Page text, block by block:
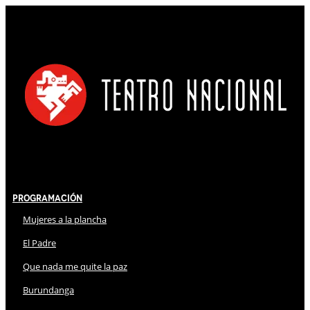
Programación
Mujeres a la plancha
El Padre
Que nada me quite la paz
Burundanga